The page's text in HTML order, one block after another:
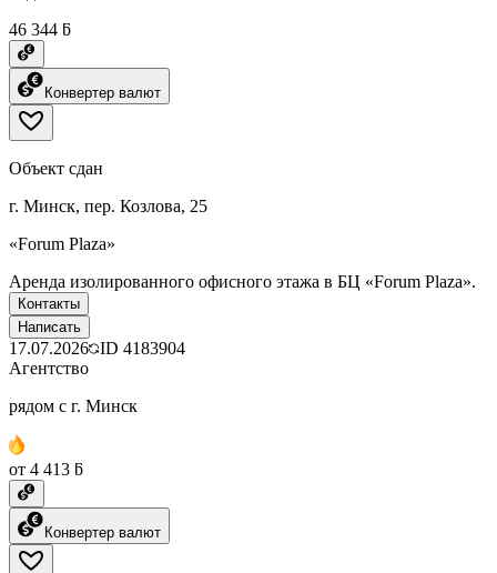
46 344 ƃ
Конвертер валют
Объект сдан
г. Минск, пер. Козлова, 25
«Forum Plaza»
Аренда изолированного офисного этажа в БЦ «Forum Plaza».
Контакты
Написать
17.07.2026 ID 4183904
Агентство
рядом с г. Минск
от 4 413 ƃ
Конвертер валют